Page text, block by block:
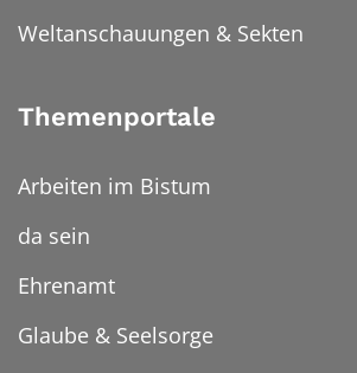
Weltanschauungen & Sekten
Themenportale
Arbeiten im Bistum
da sein
Ehrenamt
Glaube & Seelsorge